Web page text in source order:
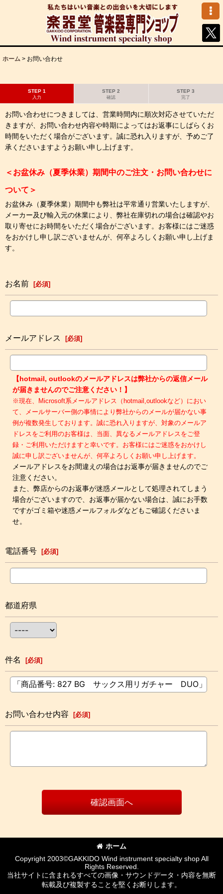
ホーム > お問い合わせ
STEP 1
入力
STEP 2
確認
STEP 3
完了
お問い合わせにつきましては、営業時間内に順次対応させていただ
きますが、お問い合わせ内容や時期によってはお返事にしばらくお
時間をいただく場合がございます。誠に恐れ入りますが、予めご了
承くださいますようお願い申し上げます。
＜お盆休み（夏季休業）期間中のご注文・お問い合わせに
ついて＞
お盆休み（夏季休業）期間中も弊社は平常通り営業いたしますが、
メーカー及び輸入元の休業により、弊社在庫切れの場合は確認やお
取り寄せにお時間をいただく場合がございます。お客様にはご迷惑
をおかけし申し訳ございませんが、何卒よろしくお願い申し上げま
す。
お名前 [必須]
メールアドレス [必須]
【hotmail, outlookのメールアドレスは弊社からの返信メール
が届きませんのでご注意ください！】
※現在、Microsoft系メールアドレス（hotmail,outlookなど）におい
て、メールサーバー側の事情により弊社からのメールが届かない事
例が複数発生しております。誠に恐れ入りますが、対象のメールア
ドレスをご利用のお客様は、当面、異なるメールアドレスをご登
録・ご利用いただけますと幸いです。お客様にはご迷惑をおかけし
誠に申し訳ございませんが、何卒よろしくお願い申し上げます。
メールアドレスをお間違えの場合はお返事が届きませんのでご
注意ください。
また、弊店からのお返事が迷惑メールとして処理されてしまう
場合がございますので、お返事が届かない場合は、誠にお手数
ですがゴミ箱や迷惑メールフォルダなどもご確認くださいま
せ。
電話番号 [必須]
都道府県
件名 [必須]
お問い合わせ内容 [必須]
確認画面へ
ホーム
Copyright 2003©GAKKIDO Wind instrument specialty shop All
Rights Reserved.
当社サイトに含まれるすべての画像・サウンドデータ・内容を無断
転載及び複製することを堅くお断りします。